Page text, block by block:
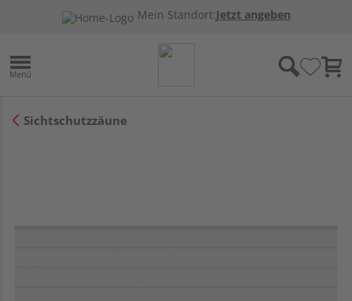
Mein Standort:Jetzt angeben
Sichtschutzzäune